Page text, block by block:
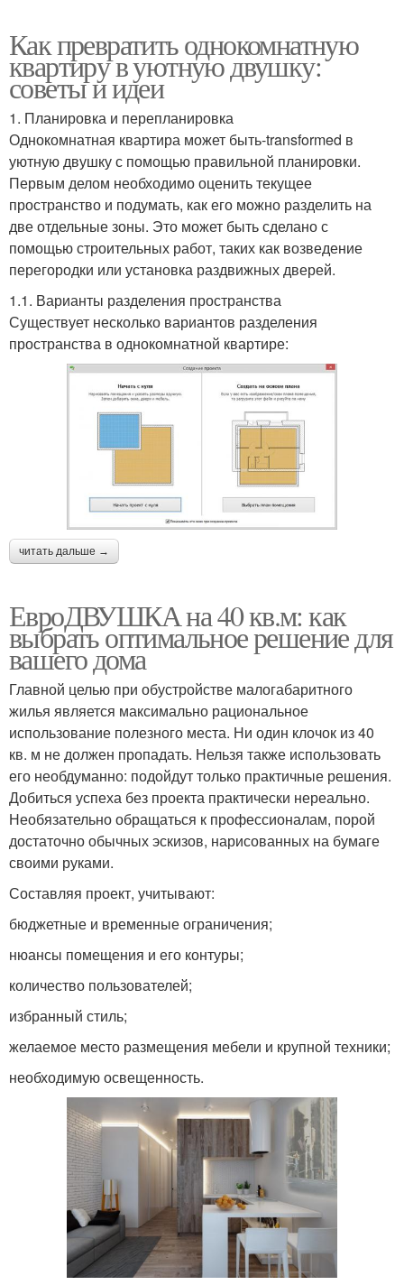
Как превратить однокомнатную
квартиру в уютную двушку:
советы и идеи
1. Планировка и перепланировка
Однокомнатная квартира может быть-transformed в
уютную двушку с помощью правильной планировки.
Первым делом необходимо оценить текущее
пространство и подумать, как его можно разделить на
две отдельные зоны. Это может быть сделано с
помощью строительных работ, таких как возведение
перегородки или установка раздвижных дверей.
1.1. Варианты разделения пространства
Существует несколько вариантов разделения
пространства в однокомнатной квартире:
читать дальше →
ЕвроДВУШКА на 40 кв.м: как
выбрать оптимальное решение для
вашего дома
Главной целью при обустройстве малогабаритного
жилья является максимально рациональное
использование полезного места. Ни один клочок из 40
кв. м не должен пропадать. Нельзя также использовать
его необдуманно: подойдут только практичные решения.
Добиться успеха без проекта практически нереально.
Необязательно обращаться к профессионалам, порой
достаточно обычных эскизов, нарисованных на бумаге
своими руками.
Составляя проект, учитывают:
бюджетные и временные ограничения;
нюансы помещения и его контуры;
количество пользователей;
избранный стиль;
желаемое место размещения мебели и крупной техники;
необходимую освещенность.